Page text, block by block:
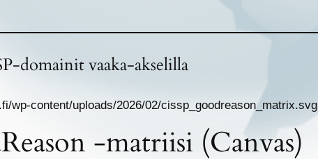
domainit vaaka-akselilla
wp-content/uploads/2026/02/cissp_goodreason_matrix.svg
-matriisi (Canvas)